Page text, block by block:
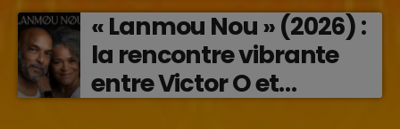
« Lanmou Nou » (2026) :
la rencontre vibrante
entre Victor O et